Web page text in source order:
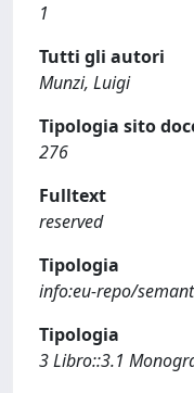
1
Tutti gli autori
Munzi, Luigi
Tipologia sito
276
Fulltext
reserved
Tipologia
info:eu-repo/
Tipologia
3 Libro::3.1